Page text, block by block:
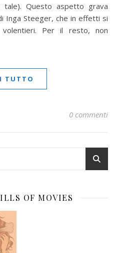
Questo aspetto grava
Inga Steeger, che in effetti si
volentieri. Per il resto, non
TUTTO
0 commenti
OF MOVIES